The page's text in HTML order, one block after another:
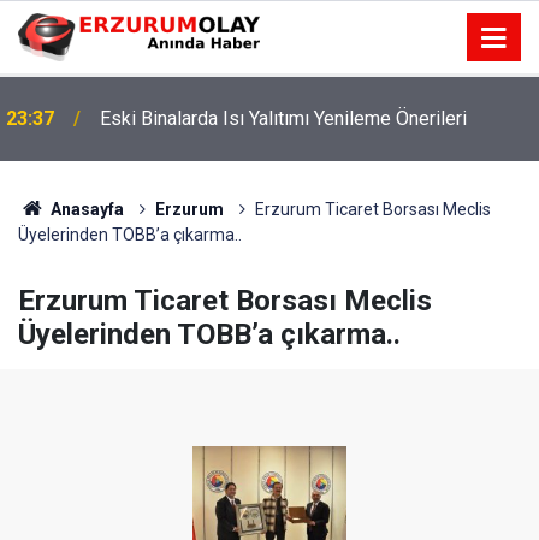
23:37 Eski Binalarda Isı Yalıtımı Yenileme Önerileri
Anasayfa Erzurum
Erzurum Ticaret Borsası Meclis
Üyelerinden TOBB’a çıkarma..
Erzurum Ticaret Borsası Meclis
Üyelerinden TOBB’a çıkarma..